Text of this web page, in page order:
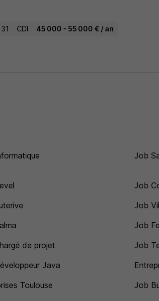
CDI 45 000 - 55 000 € / an
Job
Job
Job
Job
de projet
Job
Java
Toulouse Job